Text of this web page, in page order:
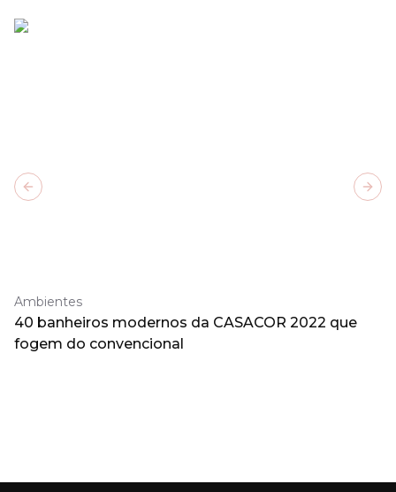
Ambientes
40 banheiros modernos da CASACOR 2022 que
fogem do convencional
Previous slide